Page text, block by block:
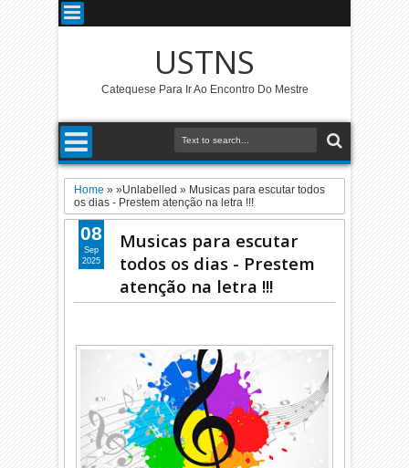
USTNS
Catequese Para Ir Ao Encontro Do Mestre
Home » »Unlabelled » Musicas para escutar todos
os dias - Prestem atenção na letra !!!
Musicas para escutar
todos os dias - Prestem
atenção na letra !!!
08
Sep
2025